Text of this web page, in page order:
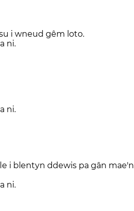
i wneud gêm loto.
ni.
ni.
i blentyn ddewis pa gân mae'n
ni.